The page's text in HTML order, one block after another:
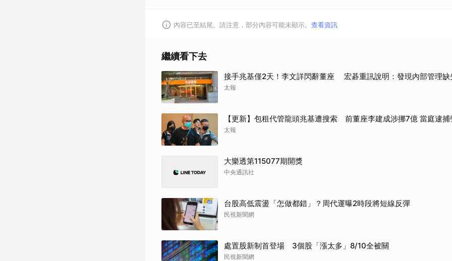
內容已至結尾。請注意，部分內容可能未顯示。 查看資訊
繼續看下去
接手兆基僅2天！李文詳閃辭董座 宏碁重訊說明：發現內部管理缺
太報
【更新】包租代管龍頭兆基遭搜索 前董座李建成涉挪7億 當庭逮
太報
大樂透第115077期開獎
中央通訊社
台股高低震盪「怎做都錯」？周代運曝2時段將短線反彈
民視新聞網
處置股新制首登場 3個股「漲太多」8/10全被關
民視新聞網